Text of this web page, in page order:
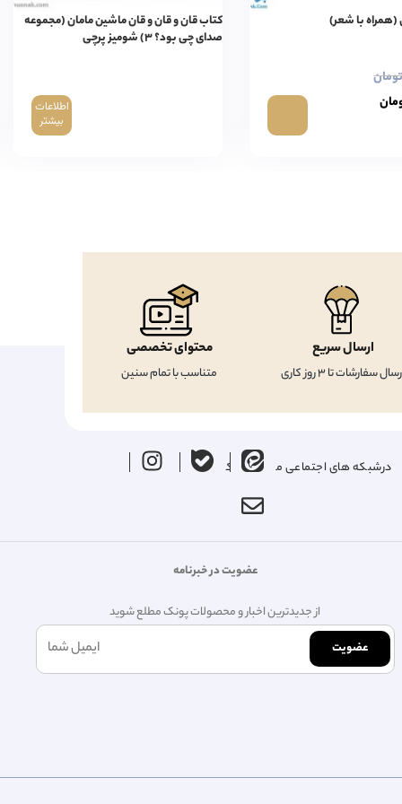
با شعر)
کتاب قان و قان و قان ماشین مامان (مجموعه
صدای چی بود؟ ۳) شومیز پرچی
اطلاعات
بیشتر
ارسال سریع
سفارشات تا 3 روز کاری
محتوای تخصصی
متناسب با تمام سنین
درشبکه های اجتماعی ما را دنبال کنید
عضویت در خبرنامه
از جدیدترین اخبار و محصولات پونک مطلع شوید
عضویت